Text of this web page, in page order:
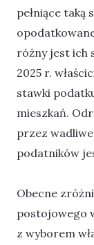
pełniące taką
różny jest ich
2025 r.
stawki
mieszkań.
przez
podatników
Obecne
postojowego
z wyborem